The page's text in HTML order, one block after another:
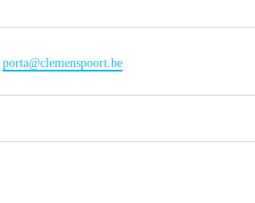
E
m
porta@clemenspoort.be